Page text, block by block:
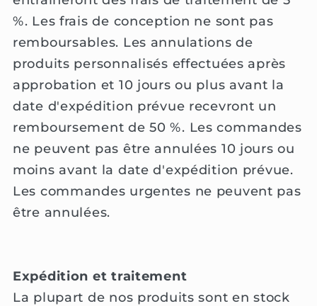
%. Les frais de conception ne sont pas
remboursables. Les annulations de
produits personnalisés effectuées après
approbation et 10 jours ou plus avant la
date d'expédition prévue recevront un
remboursement de 50 %. Les commandes
ne peuvent pas être annulées 10 jours ou
moins avant la date d'expédition prévue.
Les commandes urgentes ne peuvent pas
être annulées.
Expédition et traitement
La plupart de nos produits sont en stock